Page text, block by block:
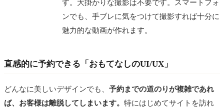
す。大掛かりな撮影は不要です。スマートフォ
ンでも、手ブレに気をつけて撮影すれば十分に
魅力的な動画が作れます。
直感的に予約できる「おもてなしのUI/UX」
どんなに美しいデザインでも、 予約までの道のりが複雑であれ
ば、お客様は離脱してしまいます。 特にはじめてサイトを訪れ